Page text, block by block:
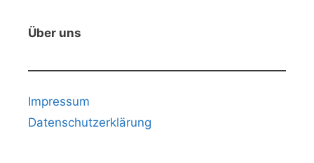
Über uns
Impressum
Datenschutzerklärung